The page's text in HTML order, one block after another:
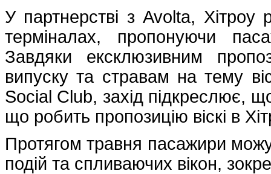
У партнерстві з Avolta, Хітроу
терміналах, пропонуючи
Завдяки ексклюзивним
випуску та стравам на тему
Social Club, захід підкреслює,
що робить пропозицію віскі в
Протягом травня пасажири
подій та спливаючих вікон,